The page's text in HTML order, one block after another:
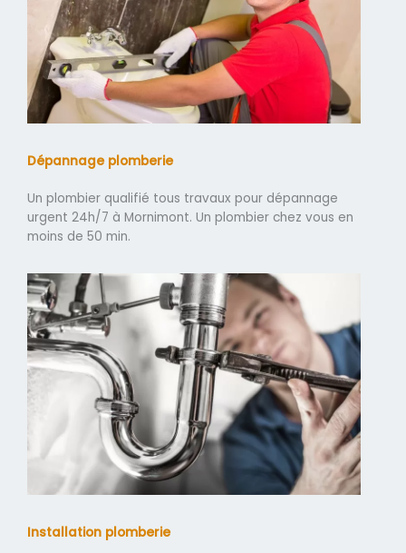
Dépannage plomberie
Un plombier qualifié tous travaux pour dépannage
urgent 24h/7 à Mornimont. Un plombier chez vous en
moins de 50 min.
Installation plomberie